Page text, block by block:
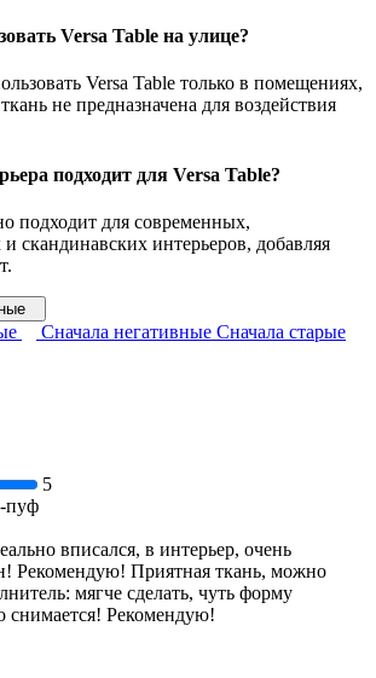
Versa Table на улице?
Versa Table только в помещениях,
не предназначена для воздействия
подходит для Versa Table?
подходит для современных,
скандинавских интерьеров, добавляя
Сначала негативные Сначала старые
5
пуф
вписался, в интерьер, очень
Рекомендую! Приятная ткань, можно
мягче сделать, чуть форму
снимается! Рекомендую!